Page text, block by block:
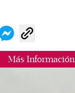
Más Información